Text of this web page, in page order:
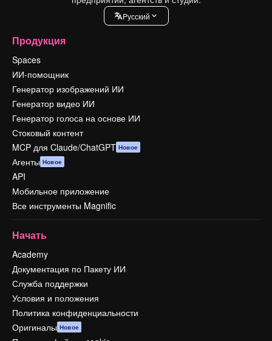
Pусский
Продукция
Spaces
ИИ-помощник
Генератор изображений ИИ
Генератор видео ИИ
Генератор голоса на основе ИИ
Стоковый контент
MCP для Claude/ChatGPT Новое
Агенты Новое
API
Мобильное приложение
Все инструменты Magnific
Начать
Academy
Документация по Пакету ИИ
Служба поддержки
Условия и положения
Политика конфиденциальности
Оригиналы Новое